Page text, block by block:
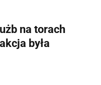
na torach
była